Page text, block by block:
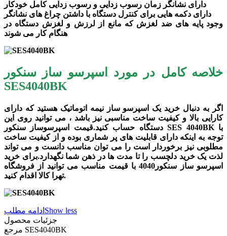
وجود پایه های ضد لغزش که مانع از لرزش و لغزش دستگاه در
هنگام کار می شوند
خلاصه کامل در مورد اسپرسو ساز سنکور
SES4040BK
اگر به دنبال خرید یک اسپرسو ساز نیمه اتوماتیک هستید که دارای
کارایی بالا و کیفیت ساخت مناسبی نیز باشد ، می توانید روی این
دستگاه حساب کنید.قیمت اسپرسوساز سنکور SES 4040BK با
توجه به اینکه دارای قابلیت های پر شماری بوده و از کیفیت ساخت
مطلوبی نیز برخوردار است را می توان مناسب دانست و می تواند
لذت یک خرید دلچسب را تا مدت ها در ذهن شما نگهدارد.برای خرید
اسپرسو ساز سنکور4040 با قیمت مناسب می توانید از فروشگاه
تهرا کالا اقدام کنید.
ادامه مطلب Show less
جزئیات محصول
SES4040BK